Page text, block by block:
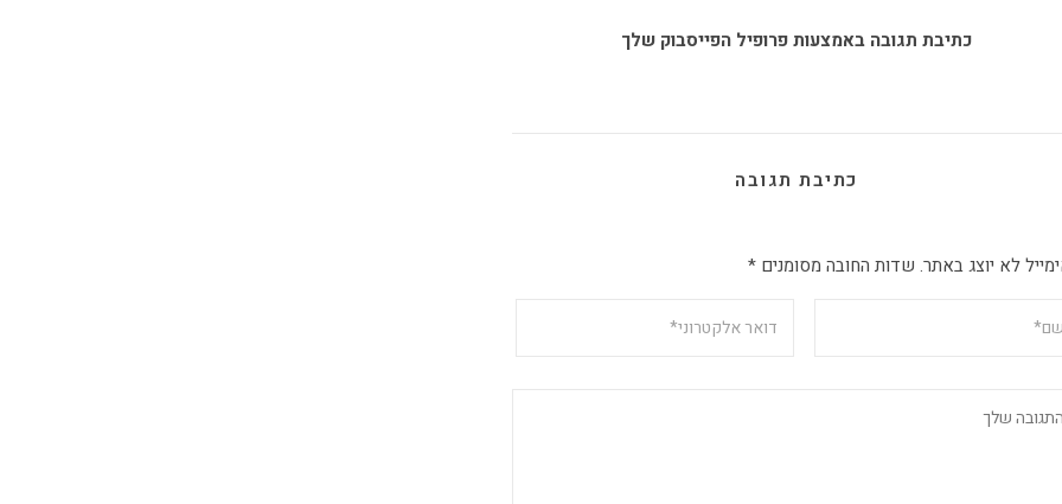
כתיבת תגובה באמצעות פרופיל הפייסבוק שלך
כתיבת תגובה
לא יוצג באתר. שדות החובה מסומנים *